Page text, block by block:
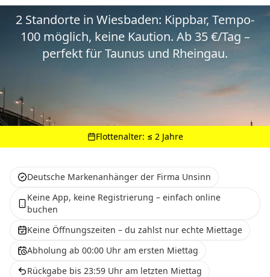
2 Standorte in Wiesbaden: Kippbar, Tempo-
100 möglich, keine Kaution. Ab 35 €/Tag –
perfekt für Taunus und Rheingau.
Flottenalter: ≤ 2 Jahre
Deutsche Markenanhänger der Firma Unsinn
Keine App, keine Registrierung – einfach online
buchen
Keine Öffnungszeiten – du zahlst nur echte Miettage
Abholung ab 00:00 Uhr am ersten Miettag
Rückgabe bis 23:59 Uhr am letzten Miettag